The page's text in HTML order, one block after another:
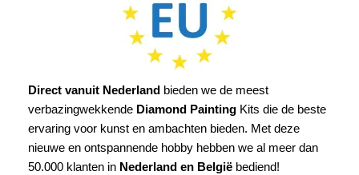
Direct vanuit Nederland bieden we de meest
verbazingwekkende Diamond Painting Kits die de beste
ervaring voor kunst en ambachten bieden. Met deze
nieuwe en ontspannende hobby hebben we al meer dan
50.000 klanten in Nederland en België bediend!